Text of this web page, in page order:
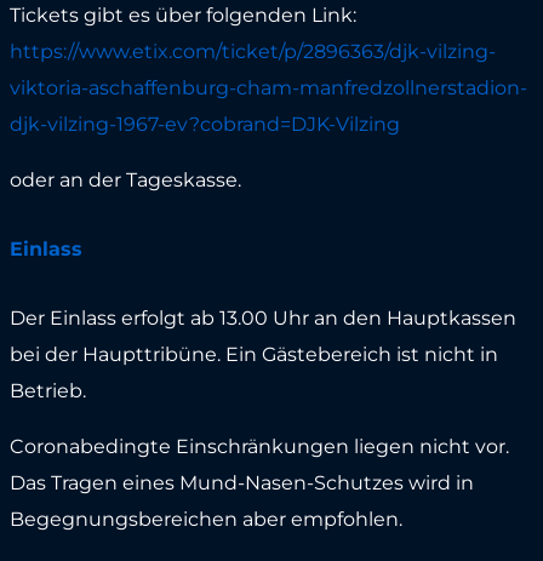
Tickets gibt es über folgenden Link:
https://www.etix.com/ticket/p/2896363/djk-vilzing-
viktoria-aschaffenburg-cham-manfredzollnerstadion-
djk-vilzing-1967-ev?cobrand=DJK-Vilzing
oder an der Tageskasse.
Einlass
Der Einlass erfolgt ab 13.00 Uhr an den Hauptkassen
bei der Haupttribüne. Ein Gästebereich ist nicht in
Betrieb.
Coronabedingte Einschränkungen liegen nicht vor.
Das Tragen eines Mund-Nasen-Schutzes wird in
Begegnungsbereichen aber empfohlen.